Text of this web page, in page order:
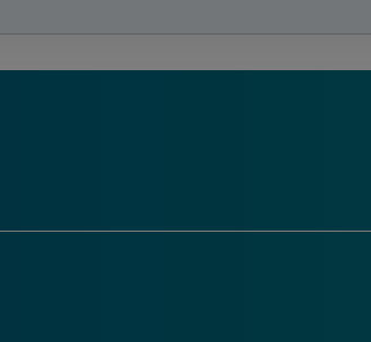
des Förderprogramms